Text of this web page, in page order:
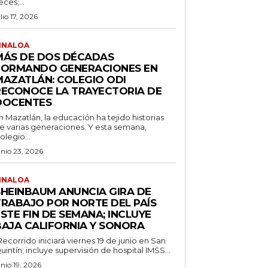
17, 2026
DE DOS DÉCADAS
GENERACIONES EN
COLEGIO ODI
LA TRAYECTORIA DE
Mazatlán, la educación ha tejido historias
varias generaciones. Y esta semana,
23, 2026
ANUNCIA GIRA DE
POR NORTE DEL PAÍS
FIN DE SEMANA; INCLUYE
CALIFORNIA Y SONORA
iniciará viernes 19 de junio en San
incluye supervisión de hospital IMSS...
19, 2026